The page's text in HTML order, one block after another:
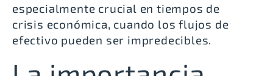
especialmente crucial en tiempos de
crisis económica, cuando los flujos de
efectivo pueden ser impredecibles.